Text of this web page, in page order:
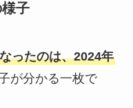
子
ったのは、2024年
が分かる一枚で